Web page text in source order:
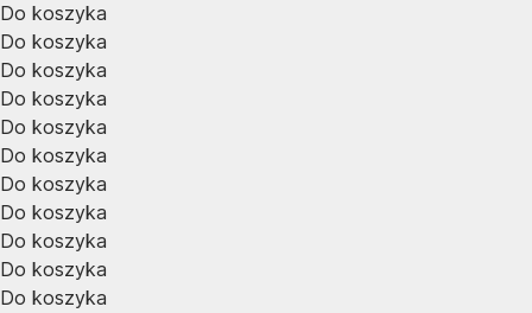
Do koszyka
Do koszyka
Do koszyka
Do koszyka
Do koszyka
Do koszyka
Do koszyka
Do koszyka
Do koszyka
Do koszyka
Do koszyka